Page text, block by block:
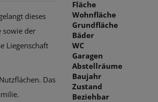
dieses
sowie der
Liegenschaft
Das
Fläche
Wohnfläche
Grundfläche
Bäder
WC
Garagen
Abstellräume
Baujahr
Zustand
Beziehbar